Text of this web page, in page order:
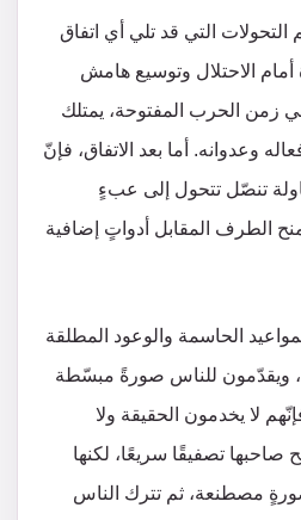
التي قد تلي أي اتفاق
الاحتلال وتوسيع هامش
زمن الحرب المفتوحة، يمتلك
وعدوانه. أما بعد الاتفاق، فإنّ
تنصّل تتحول إلى عبءٍ
الطرف المقابل أدواتٍ إضافية
الحاسمة والوعود المطلقة
ويقدّمون للناس صورةً مبسّطة
لا يخدمون الحقيقة ولا
صاحبها تصفيقًا سريعًا، لكنها
مصطنعة، ثم تترك الناس